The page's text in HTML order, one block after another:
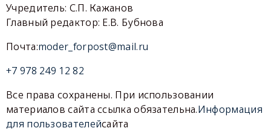
Учредитель: С.П. Кажанов
Главный редактор: Е.В. Бубнова
Почта:moder_forpost@mail.ru
+7 978 249 12 82
Все права сохранены. При использовании
материалов сайта ссылка обязательна.Информация
для пользователейсайта